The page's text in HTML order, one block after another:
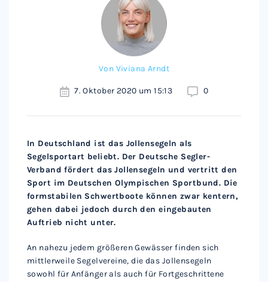
Von Viviana Arndt
7. Oktober 2020 um 15:13 0
In Deutschland ist das Jollensegeln als
Segelsportart beliebt. Der Deutsche Segler-
Verband fördert das Jollensegeln und vertritt den
Sport im Deutschen Olympischen Sportbund. Die
formstabilen Schwertboote können zwar kentern,
gehen dabei jedoch durch den eingebauten
Auftrieb nicht unter.
An nahezu jedem größeren Gewässer finden sich
mittlerweile Segelvereine, die das Jollensegeln
sowohl für Anfänger als auch für Fortgeschrittene